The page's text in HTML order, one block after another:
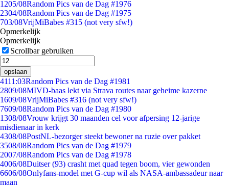
1205/08Random Pics van de Dag #1976
2304/08Random Pics van de Dag #1975
703/08VrijMiBabes #315 (not very sfw!)
Opmerkelijk
Opmerkelijk
Scrollbar gebruiken
opslaan
4111:03Random Pics van de Dag #1981
2809/08MIVD-baas lekt via Strava routes naar geheime kazerne
1609/08VrijMiBabes #316 (not very sfw!)
7609/08Random Pics van de Dag #1980
1308/08Vrouw krijgt 30 maanden cel voor afpersing 12-jarige
misdienaar in kerk
4308/08PostNL-bezorger steekt bewoner na ruzie over pakket
3508/08Random Pics van de Dag #1979
2007/08Random Pics van de Dag #1978
4006/08Duitser (93) crasht met quad tegen boom, vier gewonden
6606/08Onlyfans-model met G-cup wil als NASA-ambassadeur naar
maan